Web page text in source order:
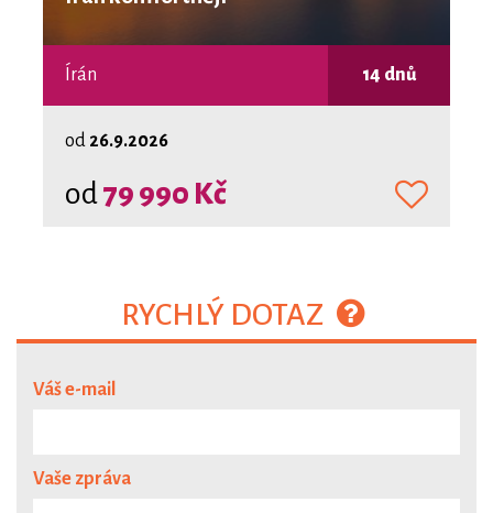
Írán 14 dnů
od 26.9.2026
od79 990 Kč
RYCHLÝ DOTAZ
Váš e-mail
Vaše zpráva